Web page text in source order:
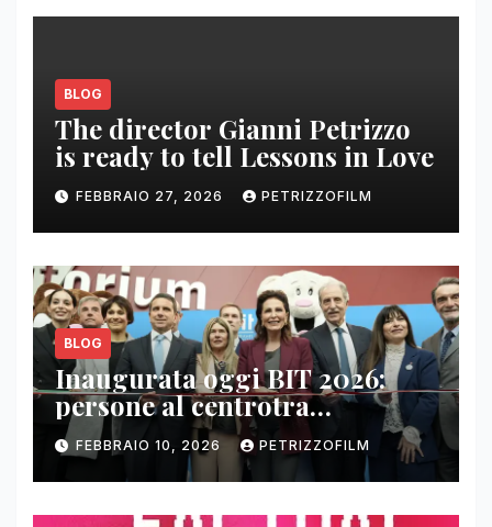
BLOG
The director Gianni Petrizzo
is ready to tell Lessons in Love
FEBBRAIO 27, 2026 PETRIZZOFILM
BLOG
Inaugurata oggi BIT 2026:
persone al centrotra
contenuti, relazioni e business
FEBBRAIO 10, 2026 PETRIZZOFILM